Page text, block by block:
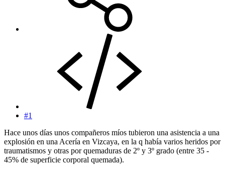
#1
Hace unos días unos compañeros míos tubieron una asistencia a una
explosión en una Acería en Vizcaya, en la q había varios heridos por
traumatismos y otras por quemaduras de 2º y 3º grado (entre 35 -
45% de superficie corporal quemada).